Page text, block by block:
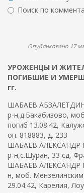
р
и
с
к
а
Поиск по
Опубликовано 17
УРОЖЕНЦЫ И
ПОГИБШИЕ И
гг.
ШАБАЕВ
р-н,д.Бакабизово,
погиб 13.08.42,
оп. 818883, д. 233
ШАБАЕВ АЛЕКСАНДР
р-н,с.Шуран, 33 сд,
ШАБАЕВ АЛЕКСАНДР
н, моб. Мензелинским
29.04.42, Карелия,